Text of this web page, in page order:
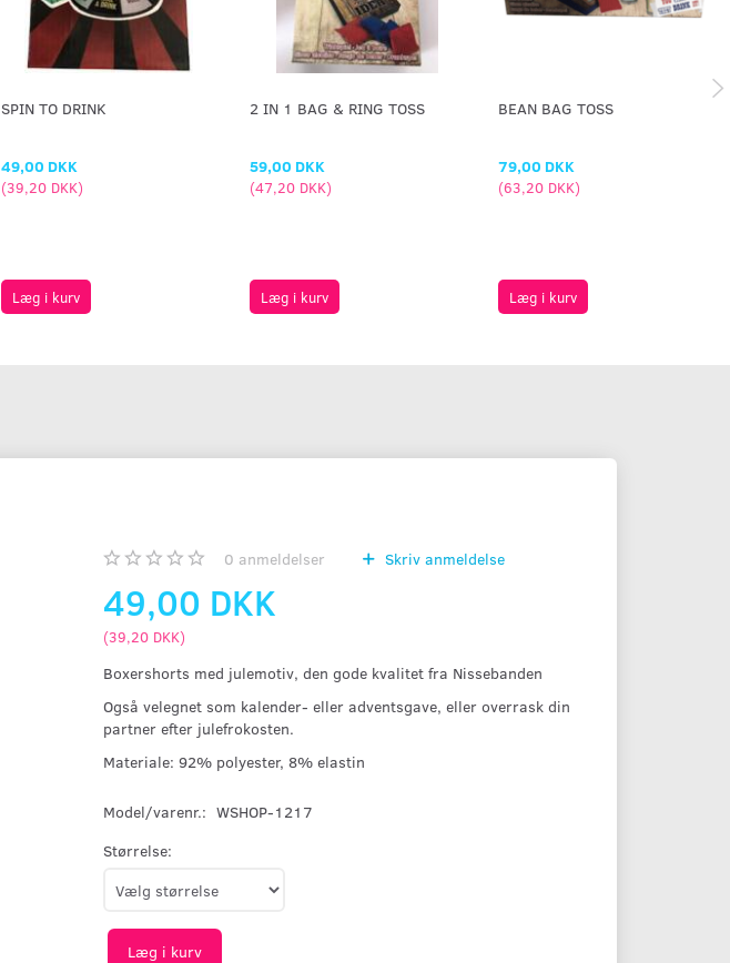
SPIN TO DRINK
49,00 DKK
(39,20 DKK)
Læg i kurv
2 IN 1 BAG & RING TOSS
59,00 DKK
(47,20 DKK)
Læg i kurv
BEAN BAG TOSS
79,00 DKK
(63,20 DKK)
Læg i kurv
0 anmeldelser Skriv anmeldelse
49,00 DKK
(39,20 DKK)
Boxershorts med julemotiv, den gode kvalitet fra Nissebanden
Også velegnet som kalender- eller adventsgave, eller overrask din
partner efter julefrokosten.
Materiale: 92% polyester, 8% elastin
Model/varenr.: WSHOP-1217
Størrelse:
Læg i kurv